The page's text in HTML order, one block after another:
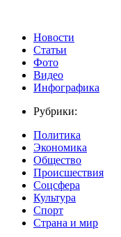
Новости
Статьи
Фото
Видео
Инфографика
Рубрики:
Политика
Экономика
Общество
Происшествия
Соцсфера
Культура
Спорт
Страна и мир